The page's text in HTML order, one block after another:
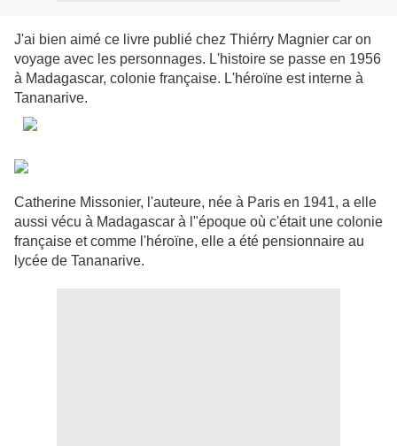
J'ai bien aimé ce livre publié chez Thiérry Magnier car on
voyage avec les personnages. L'histoire se passe en 1956
à Madagascar, colonie française. L'héroïne est interne à
Tananarive.
Catherine Missonier, l'auteure, née à Paris en 1941, a elle
aussi vécu à Madagascar à l"époque où c'était une colonie
française et comme l'héroïne, elle a été pensionnaire au
lycée de Tananarive.